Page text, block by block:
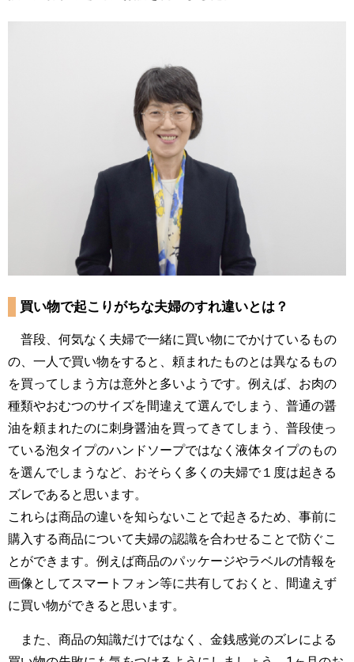
買い物で起こりがちな夫婦のすれ違いとは？
普段、何気なく夫婦で一緒に買い物にでかけているもの
の、一人で買い物をすると、頼まれたものとは異なるもの
を買ってしまう方は意外と多いようです。例えば、お肉の
種類やおむつのサイズを間違えて選んでしまう、普通の醤
油を頼まれたのに刺身醤油を買ってきてしまう、普段使っ
ている泡タイプのハンドソープではなく液体タイプのもの
を選んでしまうなど、おそらく多くの夫婦で１度は起きる
ズレであると思います。
これらは商品の違いを知らないことで起きるため、事前に
購入する商品について夫婦の認識を合わせることで防ぐこ
とができます。例えば商品のパッケージやラベルの情報を
画像としてスマートフォン等に共有しておくと、間違えず
に買い物ができると思います。
また、商品の知識だけではなく、金銭感覚のズレによる